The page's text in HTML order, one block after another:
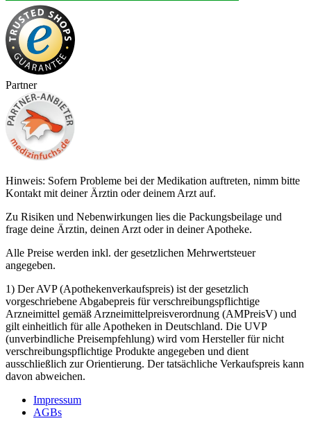
Partner
Hinweis: Sofern Probleme bei der Medikation auftreten, nimm bitte
Kontakt mit deiner Ärztin oder deinem Arzt auf.
Zu Risiken und Nebenwirkungen lies die Packungsbeilage und
frage deine Ärztin, deinen Arzt oder in deiner Apotheke.
Alle Preise werden inkl. der gesetzlichen Mehrwertsteuer
angegeben.
1) Der AVP (Apothekenverkaufspreis) ist der gesetzlich
vorgeschriebene Abgabepreis für verschreibungspflichtige
Arzneimittel gemäß Arzneimittelpreisverordnung (AMPreisV) und
gilt einheitlich für alle Apotheken in Deutschland. Die UVP
(unverbindliche Preisempfehlung) wird vom Hersteller für nicht
verschreibungspflichtige Produkte angegeben und dient
ausschließlich zur Orientierung. Der tatsächliche Verkaufspreis kann
davon abweichen.
Impressum
AGBs